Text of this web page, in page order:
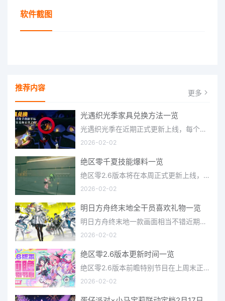
软件截图
推荐内容 更多
光遇织光季家具兑换方法一览
光遇织光季在近期正式更新上线，每个季节都有着许多全新内容和资讯可以让你来体验，不少刚体验的小伙伴想要知道
2026-02-02
绝区零千夏技能爆料一览
绝区零2.6版本将在本周正式更新上线，上周的前瞻直播官方给玩家们带来关于最新版本的卡池信息和相关活动内容，
2026-02-02
明日方舟终末地全干员喜欢礼物一览
明日方舟终末地一款画面相当不错近期非常火爆的大型二次元冒险游戏，这里有相当多好看的干员可以让你来抽取并
2026-02-02
绝区零2.6版本更新时间一览
绝区零2.6版本前瞻特别节目在上周末正式播出，官方给玩家们带来了许多关于最新版本的相关资讯和上线时间，不少
2026-02-02